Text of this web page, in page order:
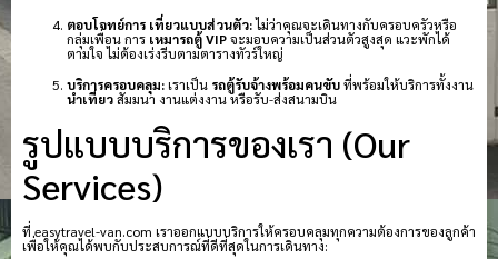
ตอบโจทย์การ เที่ยวแบบส่วนตัว:ไม่ว่าคุณจะเดินทางกับครอบครัวหรือ
กลุ่มเพื่อน การ เหมารถตู้ VIPจะมอบความเป็นส่วนตัวสูงสุด แวะพักได้
ตามใจ ไม่ต้องเร่งรีบตามตารางทัวร์ใหญ่
บริการครอบคลุม:เราเป็น รถตู้รับจ้างพร้อมคนขับที่พร้อมให้บริการทั้งงาน
นำเที่ยวสัมมนา งานแต่งงาน หรือรับ-ส่งสนามบิน
รูปแบบบริการของเรา (Our
Services)
ที่ easytravel-van.com เราออกแบบบริการให้ครอบคลุมทุกความต้องการของลูกค้า
เพื่อให้คุณได้พบกับประสบการณ์ที่ดีที่สุดในการเดินทาง: